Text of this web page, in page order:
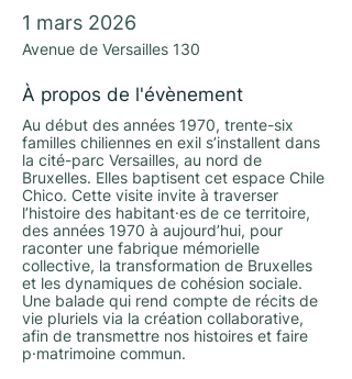
1 mars 2026
Avenue de Versailles 130
À propos de l'évènement
Au début des années 1970, trente-six
familles chiliennes en exil s’installent dans
la cité-parc Versailles, au nord de
Bruxelles. Elles baptisent cet espace Chile
Chico. Cette visite invite à traverser
l’histoire des habitant·es de ce territoire,
des années 1970 à aujourd’hui, pour
raconter une fabrique mémorielle
collective, la transformation de Bruxelles
et les dynamiques de cohésion sociale.
Une balade qui rend compte de récits de
vie pluriels via la création collaborative,
afin de transmettre nos histoires et faire
p·matrimoine commun.